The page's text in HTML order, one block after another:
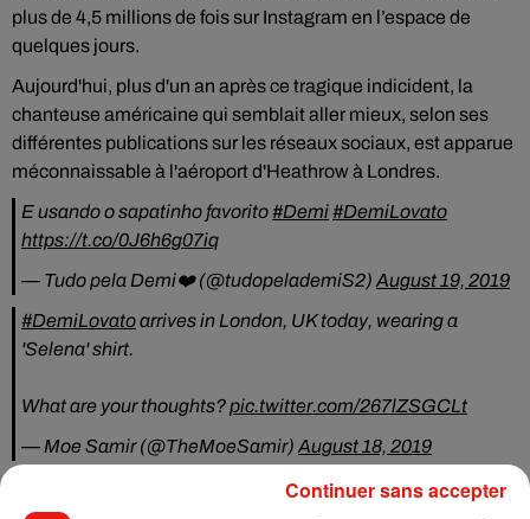
plus de 4,5 millions de fois sur Instagram en l’espace de
quelques jours.
Aujourd'hui, plus d'un an après ce tragique indicident, la
chanteuse américaine qui semblait aller mieux, selon ses
différentes publications sur les réseaux sociaux, est apparue
méconnaissable à l'aéroport d'Heathrow à Londres.
E usando o sapatinho favorito#Demi#DemiLovato
https://t.co/0J6h6g07iq
— Tudo pela Demi❤️ (@tudopelademiS2) August 19, 2019
#DemiLovatoarrives in London, UK today, wearing a
'Selena' shirt.
What are your thoughts?pic.twitter.com/267lZSGCLt
— Moe Samir (@TheMoeSamir) August 18, 2019
Sans maquillage, vêtue d’une tenue décontractée et
levisage bouffi et marqué par la fatigue, la star âgée de 26
Continuer sans accepter